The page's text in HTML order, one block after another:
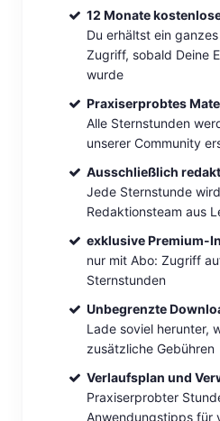
12 Monate
Du erhältst ein
Zugriff, sobald Deine
wurde
Praxiserprobtes
Alle Sternstunden
unserer Community
Ausschließlich
Jede Sternstunde
Redaktionsteam aus
exklusive Premium-
nur mit Abo: Zugriff
Sternstunden
Unbegrenzte
Lade soviel herunter,
zusätzliche Gebühren
Verlaufsplan und
Praxiserprobter
Anwendungstipps für